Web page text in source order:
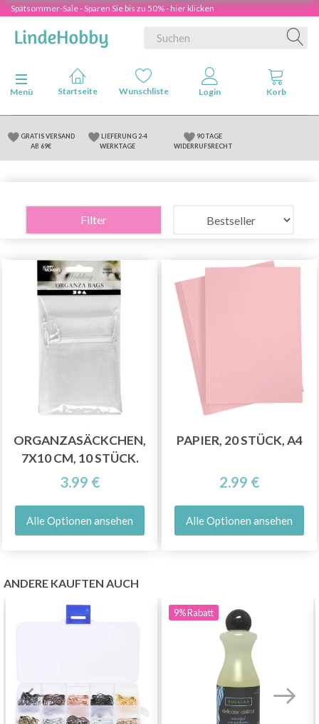
Spätsommer-Sale - Sparen Sie bis zu 50% - hier klicken
Anzeige ändern
Menü
GRATIS VERSAND
AB 69€
LIEFERUNG 2-4
WERKTAGE
90 TAGE
WIDERRUFSRECHT
Filter
ORGANZASÄCKCHEN,
7X10 CM, 10 STÜCK.
3.99 €
Alle Optionen ansehen
PAPIER, 20 STÜCK, A4
2.99 €
Alle Optionen ansehen
ANDERE KAUFTEN AUCH
9%Rabatt